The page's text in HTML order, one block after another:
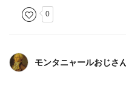
0
モンタニャールおじさ